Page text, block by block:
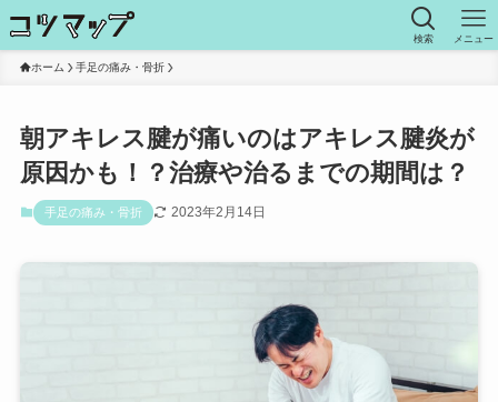
検索 メニュー
ホーム 手足の痛み・骨折
朝アキレス腱が痛いのはアキレス腱炎が
原因かも！？治療や治るまでの期間は？
手足の痛み・骨折 2023年2月14日